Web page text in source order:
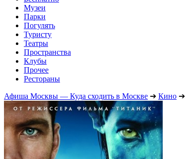
Музеи
Парки
Погулять
Туристу
Театры
Пространства
Клубы
Прочее
Рестораны
Афиша Москвы — Куда сходить в Москве ➔ Кино ➔